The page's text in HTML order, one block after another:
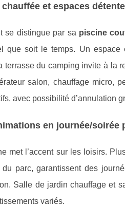
et espaces détente
se distingue par sa piscine
que soit le temps. Un
terrasse du camping invite à la
salon, chauffage micro,
avec possibilité d’annulation
en journée/soirée
met l’accent sur les loisirs.
parc, garantissent des
Salle de jardin chauffage et
variés.